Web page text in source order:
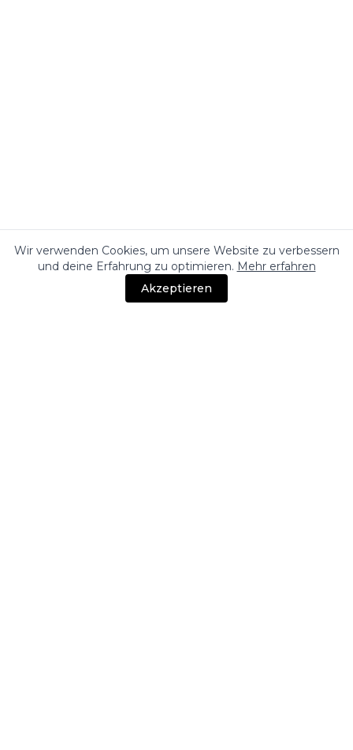
Wir verwenden Cookies, um unsere Website zu verbessern
und deine Erfahrung zu optimieren. Mehr erfahren
Akzeptieren